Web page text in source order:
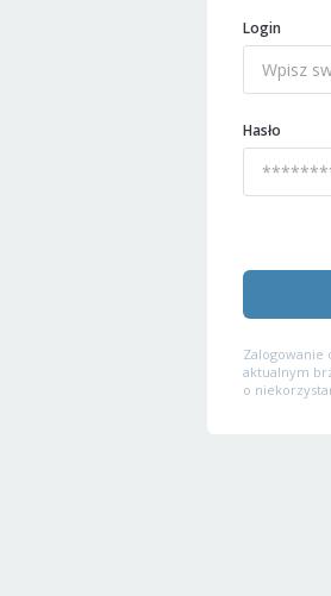
Login
Hasło
Zalogowanie
aktualnym
o